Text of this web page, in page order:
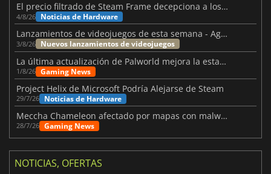
El precio filtrado de Steam Frame decepciona a los usuarios
4/8/26 Noticias de Hardware
Lanzamientos de videojuegos de esta semana - Agosto de 2026 (semana 32)
3/8/26 Nuevos lanzamientos de videojuegos
La última actualización de Palworld mejora la estabilidad
1/8/26 Gaming News
Project Helix de Microsoft Podría Alejarse de Steam
29/7/26 Noticias de Hardware
Meccha Chameleon afectado por mapas con malware y Discord
28/7/26 Gaming News
NOTICIAS, OFERTAS